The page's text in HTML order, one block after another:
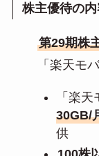
株主優待の
第29期株
「楽天モ
「楽
30GB/
供